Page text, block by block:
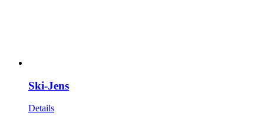
Ski-Jens
Details